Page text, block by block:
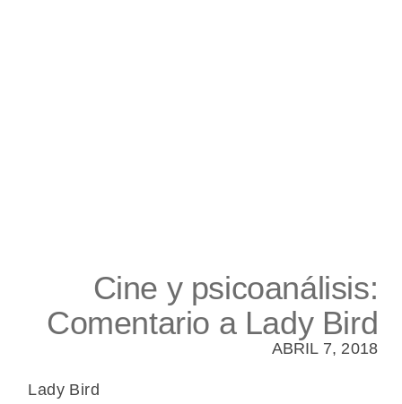
Cine y psicoanálisis:
Comentario a Lady Bird
ABRIL 7, 2018
Lady Bird